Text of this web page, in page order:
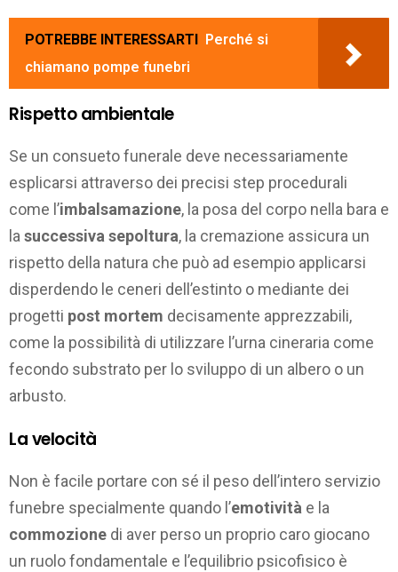
POTREBBE INTERESSARTI Perché si
chiamano pompe funebri
Rispetto ambientale
Se un consueto funerale deve necessariamente
esplicarsi attraverso dei precisi step procedurali
come l’imbalsamazione, la posa del corpo nella bara e
lasuccessiva sepoltura, la cremazione assicura un
rispetto della natura che può ad esempio applicarsi
disperdendo le ceneri dell’estinto o mediante dei
progetti post mortem decisamente apprezzabili,
come la possibilità di utilizzare l’urna cineraria come
fecondo substrato per lo sviluppo di un albero o un
arbusto.
La velocità
Non è facile portare con sé il peso dell’intero servizio
funebre specialmente quando l’emotività e la
commozione di aver perso un proprio caro giocano
un ruolo fondamentale e l’equilibrio psicofisico è